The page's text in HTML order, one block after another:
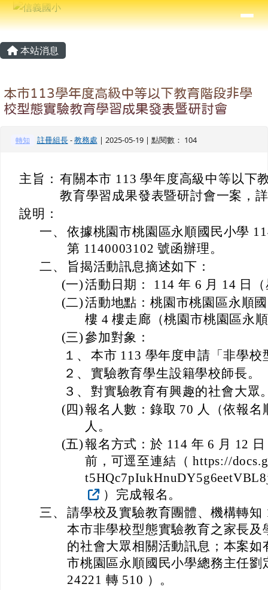
跳至主內容區
信義國小
⏸
導覽列
主內容區域
本站消息
本市113學年度高級中等以下教育階段非學
校型態實驗教育學習成果發表暨研討會
轉知 註冊組長-教務處 | 2025-05-19 | 點閱數： 104
主旨： 有關本市 113 學年度高級中等以下
教育學習成果發表暨研討會一案，
說明：
一、 依據桃園市桃園區永順國民小學
第 1140003102 號函辦理。
二、
旨揭活動訊息摘述如下：
(一)活動日期： 114 年 6 月 14 日
(二)活動地點：桃園市桃園區永順
樓 4 樓走廊（桃園市桃園區永
(三)參加對象：
１、 本市 113 學年度申請「非學
２、 實驗教育學生設籍學校師長。
３、 對實驗教育有興趣的社會大眾
(四)報名人數：錄取 70 人（依報名
人。
(五)報名方式：於 114 年 6 月 12
前，可逕至連結（ https://
）完成報名。
三、 請學校及實驗教育團體、機構轉知
本市非學校型態實驗教育之家長
的社會大眾相關活動訊息；本案
市桃園區永順國民小學總務主任
24221 轉 510 ）。
頁尾區域